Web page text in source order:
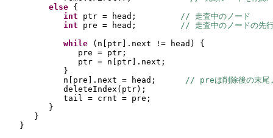
else {
int ptr = head;
// 走査中のノード
int pre = head;
// 走査中のノードの先
while
( n ptr .next != head ) {
pre = ptr;
ptr = n
ptr
.next;
}
n
pre .next = head;
// preは削除後の末尾
deleteIndex ( ptr) ;
tail = crnt = pre;
}
}
}